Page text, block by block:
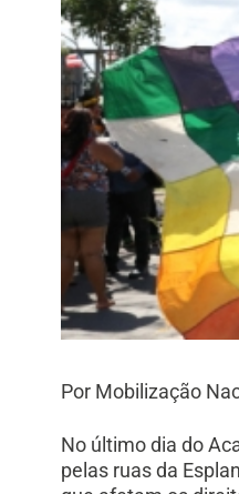
Por Mobilização
No último dia do
pelas ruas da